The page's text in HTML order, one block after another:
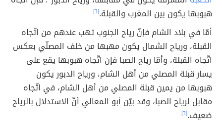
هبوبها يكون بين المغرب والقبلة.[٦]
أمّا في بلاد الشام فإنّ رياح الجنوب تهب عندهم من اتّجاه
القبلة، ورياح الشمال يكون مهبها من خلف المصلّي بعكس
اتّجاه القبلة، وأمّا رياح الصبا فإن اتّجاه هبوبها يقع على
يسار قبلة المصلي من أهل الشام، ورياح الدبور يكون
هبوبها من يمين قبلة المصلي من أهل الشام، في اتّجاه
مقابل لرياح الصبا، وقد بيّن أبو المعالي أنّ الاستدلال بالرياح
ضعيف.[٦]